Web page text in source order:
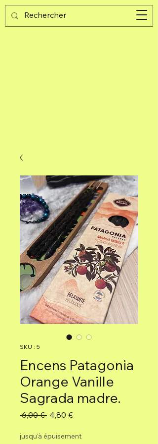
Guijad
SKU : 5
Encens Patagonia
Orange Vanille
Sagrada madre.
6,00 € Prix
4,80 €Prix
jusqu'à épuisement